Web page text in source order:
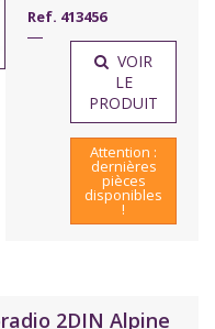
Ref. 413456
VOIR
LE
PRODUIT
Attention :
dernières
pièces
disponibles
!
2DIN Alpine